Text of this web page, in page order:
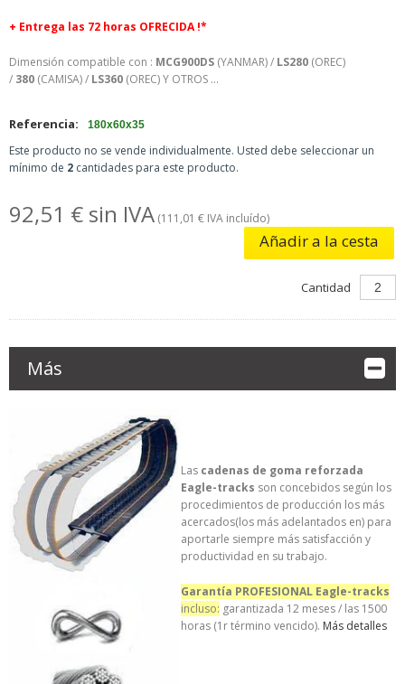
+ Entrega las 72 horas OFRECIDA !*
Dimensión compatible con : MCG900DS(YANMAR) / LS280(OREC)
/ 380(CAMISA) / LS360(OREC) Y OTROS ...
Referencia: 180x60x35
Este producto no se vende individualmente. Usted debe seleccionar un
mínimo de 2cantidades para este producto.
92,51 € sin IVA(111,01 € IVA incluído)
Añadir a la cesta
Cantidad
Más
Las cadenas de goma reforzada
Eagle-tracks son concebidos según los
procedimientos de producción los más
acercados(los más adelantados en) para
aportarle siempre más satisfacción y
productividad en su trabajo.
Garantía PROFESIONAL Eagle-tracks
incluso: garantizada 12 meses / las 1500
horas (1r término vencido). Más detalles